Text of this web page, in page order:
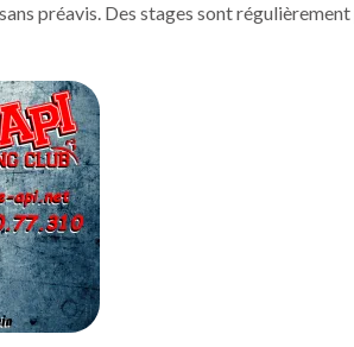
préavis. Des stages sont